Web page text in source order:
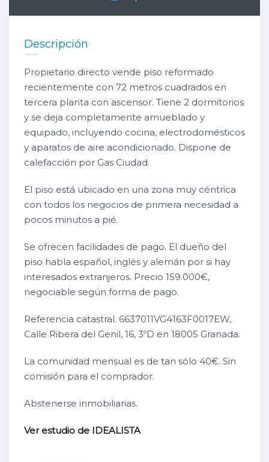
Descripción
Propietario directo vende piso reformado
recientemente con 72 metros cuadrados en
tercera planta con ascensor. Tiene 2 dormitorios
y se deja completamente amueblado y
equipado, incluyendo cocina, electrodomésticos
y aparatos de aire acondicionado. Dispone de
calefacción por Gas Ciudad.
El piso está ubicado en una zona muy céntrica
con todos los negocios de primera necesidad a
pocos minutos a pié.
Se ofrecen facilidades de pago. El dueño del
piso habla español, inglés y alemán por si hay
interesados extranjeros. Precio 159.000€,
negociable según forma de pago.
Referencia catastral. 6637011VG4163F0017EW,
Calle Ribera del Genil, 16, 3ºD en 18005 Granada.
La comunidad mensual es de tan sólo 40€. Sin
comisión para el comprador.
Abstenerse inmobiliarias.
Verestudio de IDEALISTA